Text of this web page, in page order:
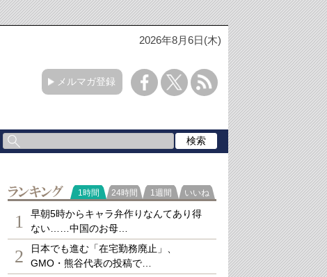
2026年8月6日(木)
メルマガ登録
ランキング
1時間 24時間 1週間 いいね
1
早朝5時からキャラ弁作りなんてあり得
ない……中国のお母…
2
日本でも進む「在宅勤務廃止」、
GMO・熊谷代表の投稿で…